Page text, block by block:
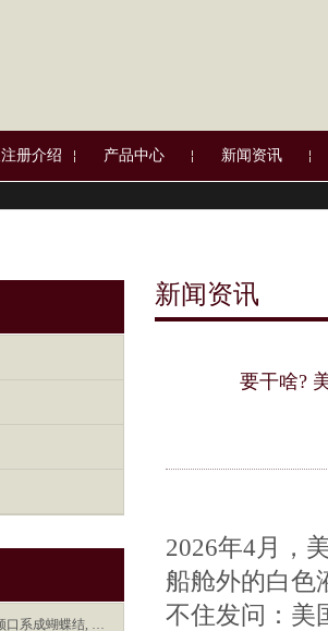
册介绍 产品中心 新闻资讯
孙允珠: 白色衬衫将领口系成蝴蝶结, 伞裙下摆如花瓣般绽开
新闻资讯
要干啥?
2026年4月，
船舱外的白色
不住发问：美